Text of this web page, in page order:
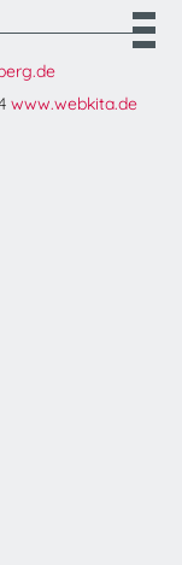
www.webkita.de